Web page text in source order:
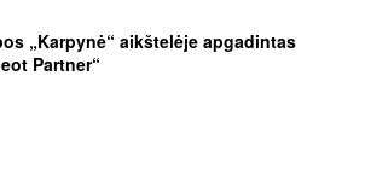
„Karpynė“ aikštelėje apgadintas
Partner“